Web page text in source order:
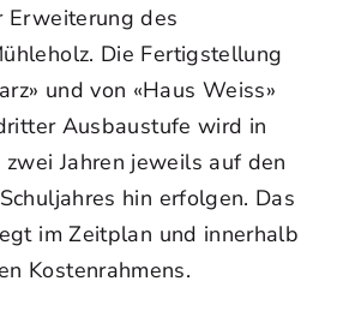
Erweiterung des
Die Fertigstellung
und von «Haus Weiss»
Ausbaustufe wird in
Jahren jeweils auf den
hin erfolgen. Das
im Zeitplan und innerhalb
Kostenrahmens.